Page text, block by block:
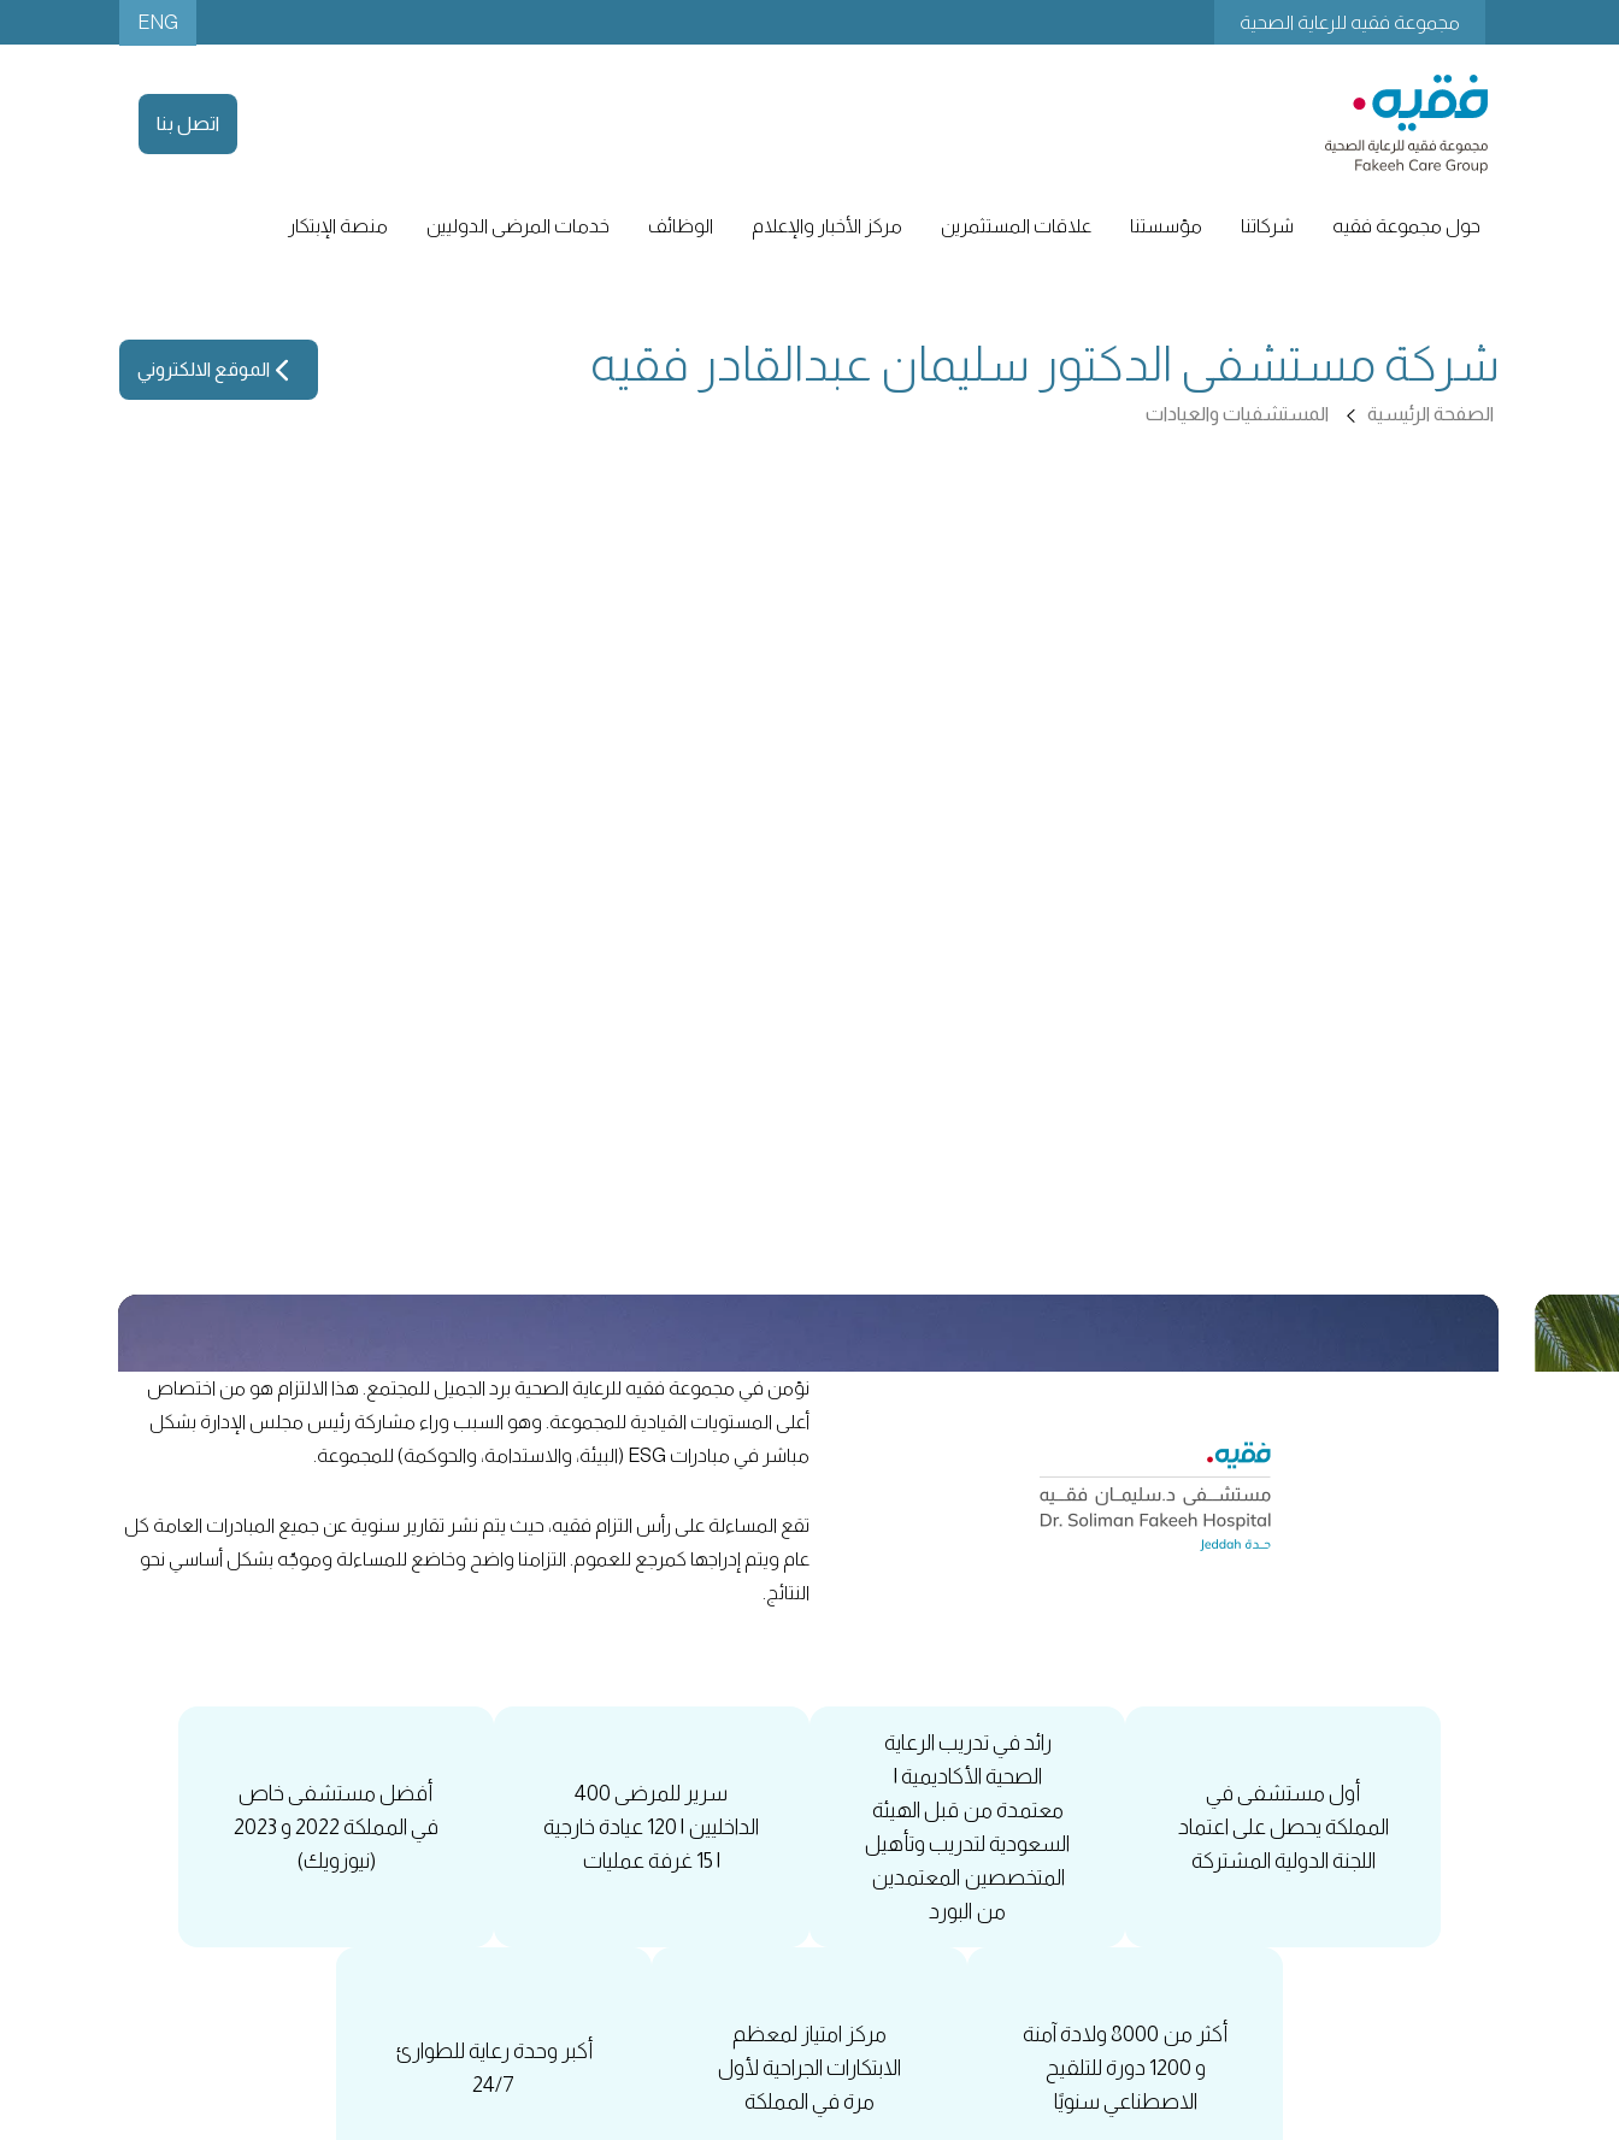
مجموعة فقيه للرعاية الصحية ENG
اتصل بنا
حول مجموعة فقيه شركاتنا مؤسستنا علاقات المستثمرين مركز الأخبار والإعلام الوظائف خدمات المرضى الدوليين منصة الإبتكار
الموقع الالكتروني شركة مستشفى الدكتور سليمان عبدالقادر فقيه
الصفحة الرئيسية المستشفيات والعيادات
نؤمن في مجموعة فقيه للرعاية الصحية برد الجميل للمجتمع. هذا الالتزام هو من اختصاص
أعلى المستويات القيادية للمجموعة. وهو السبب وراء مشاركة رئيس مجلس الإدارة بشكل
مباشر في مبادرات ESG (البيئة، والاستدامة، والحوكمة) للمجموعة.
تقع المساءلة على رأس التزام فقيه، حيث يتم نشر تقارير سنوية عن جميع المبادرات العامة كل
عام ويتم إدراجها كمرجع للعموم. التزامنا واضح وخاضع للمساءلة وموجّه بشكل أساسي نحو
النتائج.
أفضل مستشفى خاص
في المملكة 2022 و 2023
(نيوزويك)
400 سرير للمرضى
الداخليين | 120 عيادة خارجية
| 15 غرفة عمليات
رائد في تدريب الرعاية
الصحية الأكاديمية |
معتمدة من قبل الهيئة
السعودية لتدريب وتأهيل
المتخصصين المعتمدين
من البورد
أول مستشفى في
المملكة يحصل على اعتماد
اللجنة الدولية المشتركة
أكبر وحدة رعاية للطوارئ
24/7
مركز امتياز لمعظم
الابتكارات الجراحية لأول
مرة في المملكة
أكثر من 8000 ولادة آمنة
و 1200 دورة للتلقيح
الاصطناعي سنويًا